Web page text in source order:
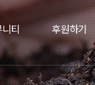
티 후원하기